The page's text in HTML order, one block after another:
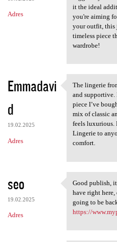
Adres
it the ideal
you're aiming
your outfit, this
timeless piece
wardrobe!
Emmadavi
d
19.02.2025
Adres
The lingerie
The lingerie
and
piece I’ve
mix of classic
feels luxurious.
Lingerie to
comfort.
seo
19.02.2025
Adres
Good
Good publish,
have right
going to be
https://